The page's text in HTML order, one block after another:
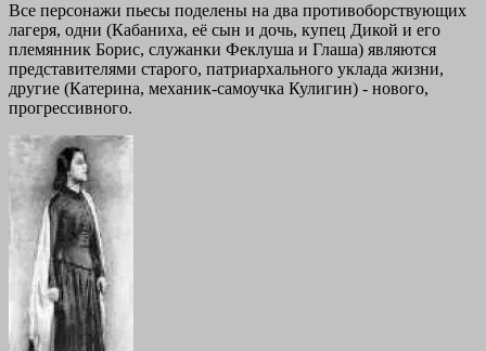
Все персонажи пьесы поделены на два противоборствующих
лагеря, одни (Кабаниха, её сын и дочь, купец Дикой и его
племянник Борис, служанки Феклуша и Глаша) являются
представителями старого, патриархального уклада жизни,
другие (Катерина, механик-самоучка Кулигин) - нового,
прогрессивного.